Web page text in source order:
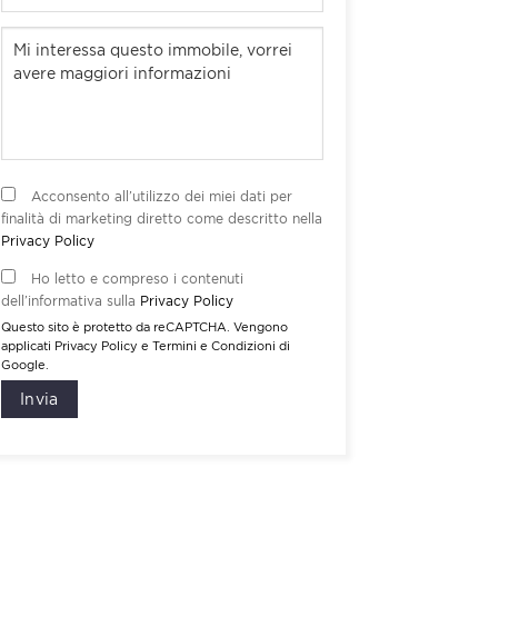
Acconsento all’utilizzo dei miei dati per
finalità di marketing diretto come descritto nella
Privacy Policy
Ho letto e compreso i contenuti
dell’informativa sulla Privacy Policy
Questo sito è protetto da reCAPTCHA. Vengono
applicati Privacy Policy e Termini e Condizioni di
Google.
Invia